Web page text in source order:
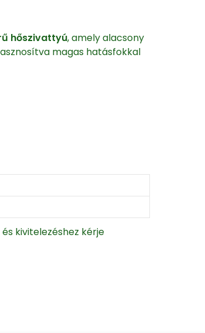
hőszivattyú, amely alacsony
magas hatásfokkal
kivitelezéshez kérje